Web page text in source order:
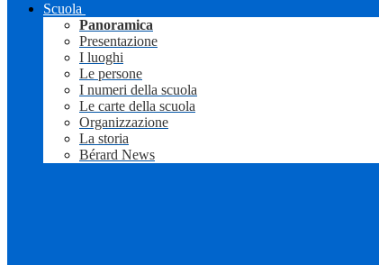
Scuola
Panoramica
Presentazione
I luoghi
Le persone
I numeri della scuola
Le carte della scuola
Organizzazione
La storia
Bérard News